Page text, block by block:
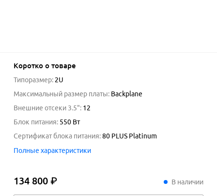
Коротко о товаре
Типоразмер: 2U
Максимальный размер платы: Backplane
Внешние отсеки 3.5": 12
Блок питания: 550 Вт
Сертификат блока питания:80 PLUS Platinum
Полные характеристики
134 800 ₽134 800 ₽ В наличии